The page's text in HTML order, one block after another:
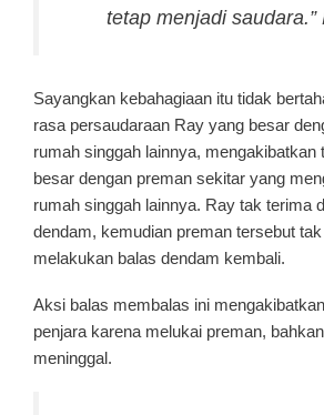
tetap menjadi saudara.”
Sayangkan kebahagiaan itu tidak
rasa persaudaraan Ray yang besar
rumah singgah lainnya, mengakibatkan
besar dengan preman sekitar yang
rumah singgah lainnya. Ray tak terima
dendam, kemudian preman tersebut
melakukan balas dendam kembali.
Aksi balas membalas ini
penjara karena melukai preman,
meninggal.